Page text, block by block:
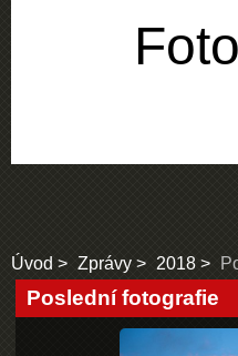
Foto
Úvod Zprávy 2018
Poslední fotografie